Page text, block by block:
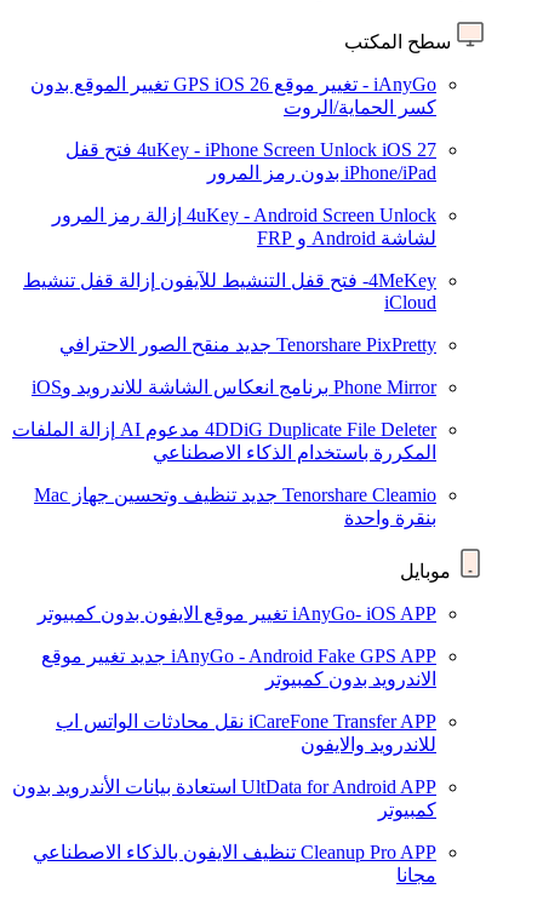
سطح المكتب
iAnyGo - تغيير موقع GPS iOS 26
تغيير الموقع بدون
كسر الحماية/الروت
4uKey - iPhone Screen Unlock iOS 27
فتح قفل
iPhone/iPad بدون رمز المرور
4uKey - Android Screen Unlock إزالة رمز المرور
لشاشة Android و FRP
4MeKey- فتح قفل التنشيط للآيفون
إزالة قفل تنشيط
iCloud
Tenorshare PixPretty جديد منقح الصور الاحترافي
Phone Mirror برنامج انعكاس الشاشة للاندرويد وiOS
4DDiG Duplicate File Deleter مدعوم AI
إزالة الملفات
المكررة باستخدام الذكاء الاصطناعي
Tenorshare Cleamio جديد
تنظيف وتحسين جهاز Mac
بنقرة واحدة
موبايل
iAnyGo- iOS APP تغيير موقع الايفون بدون كمبيوتر
iAnyGo - Android Fake GPS APP جديد تغيير موقع
الاندرويد بدون كمبيوتر
iCareFone Transfer APP نقل محادثات الواتس اب
للاندرويد والايفون
UltData for Android APP استعادة بيانات الأندرويد بدون
كمبيوتر
Cleanup Pro APP تنظيف الايفون بالذكاء الاصطناعي
مجانا